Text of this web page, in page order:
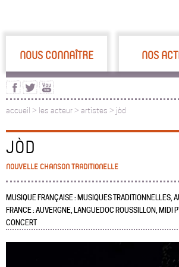
NOUS CONNAÎTRE NOS
accueil > les acteur > artistes > jòd
JÒD
NOUVELLE CHANSON TRADITIONELLE
MUSIQUE FRANÇAISE : MUSIQUES TRADITIONNELLES,
FRANCE : AUVERGNE, LANGUEDOC ROUSSILLON, MIDI
CONCERT